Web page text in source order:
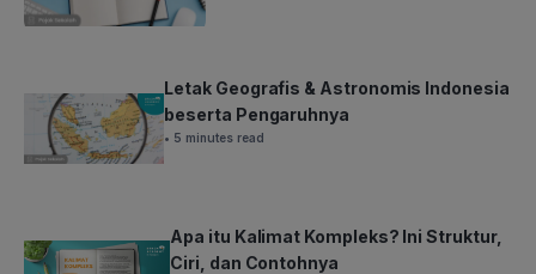
Letak Geografis & Astronomis Indonesia
beserta Pengaruhnya
• 5 minutes read
Apa itu Kalimat Kompleks? Ini Struktur,
Ciri, dan Contohnya